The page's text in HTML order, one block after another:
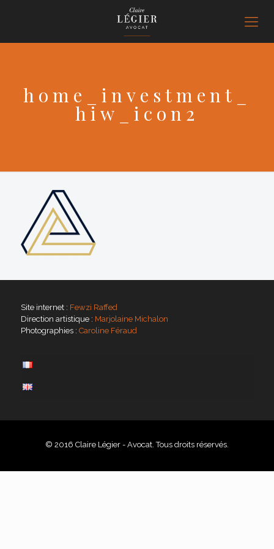
home_investment_
hiw_icon2
Site internet : Fewzi Raffed
Direction artistique : Marjolaine Michalon
Photographies : Caroline Féraud
© 2016 Claire Légier - Avocat. Tous droits réservés.